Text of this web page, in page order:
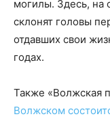
могилы. Здесь, на
склонят головы
отдавших свои
годах.
Также «Волжская
Волжском